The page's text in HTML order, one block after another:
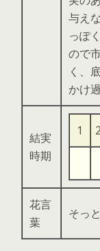
与え
っぽ
ので
く、
かけ
結実
時期
1 2
花言
葉
そっ